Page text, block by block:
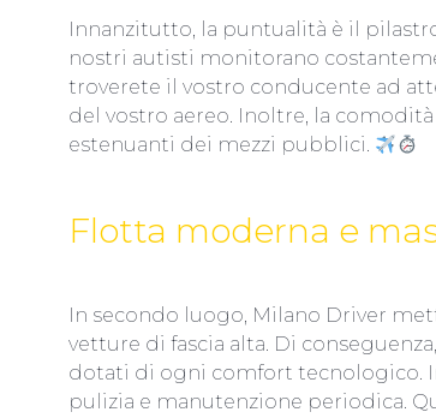
Innanzitutto, la puntualità è il
nostri autisti monitorano
troverete il vostro conducente ad
del vostro aereo. Inoltre, la
estenuanti dei mezzi pubblici.
Flotta moderna e
In secondo luogo, Milano Driver
vetture di fascia alta. Di
dotati di ogni comfort tecnologico.
pulizia e manutenzione periodica.